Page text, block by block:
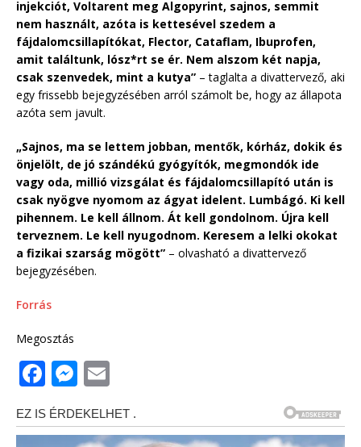
injekciót, Voltarent meg Algopyrint, sajnos, semmit
nem használt, azóta is kettesével szedem a
fájdalomcsillapítókat, Flector, Cataflam, Ibuprofen,
amit találtunk, lósz*rt se ér. Nem alszom két napja,
csak szenvedek, mint a kutya” – taglalta a divattervező, aki
egy frissebb bejegyzésében arról számolt be, hogy az állapota
azóta sem javult.
„Sajnos, ma se lettem jobban, mentők, kórház, dokik és
önjelölt, de jó szándékú gyógyítók, megmondók ide
vagy oda, millió vizsgálat és fájdalomcsillapító után is
csak nyögve nyomom az ágyat idelent. Lumbágó. Ki kell
pihennem. Le kell állnom. Át kell gondolnom. Újra kell
terveznem. Le kell nyugodnom. Keresem a lelki okokat
a fizikai szarság mögött” – olvasható a divattervező
bejegyzésében.
Forrás
Megosztás
F
a
c
M
ssai